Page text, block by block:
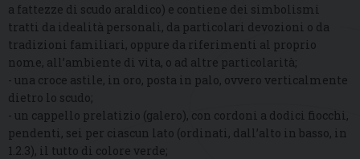
a fattezze di scudo araldico) e contiene dei simbolismi
tratti da idealità personali, da particolari devozioni o da
tradizioni familiari, oppure da riferimenti al proprio
nome, all’ambiente di vita, o ad altre particolarità;
- una croce astile, in oro, posta in palo, ovvero verticalmente
dietro lo scudo;
- un cappello prelatizio (galero), con cordoni a dodici fiocchi,
pendenti, sei per ciascun lato (ordinati, dall’alto in basso, in
1.2.3), il tutto di colore verde;